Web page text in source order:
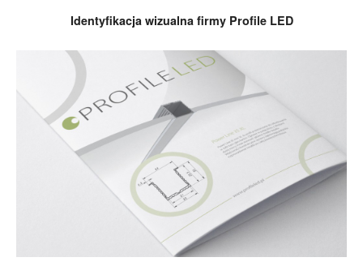
Identyfikacja wizualna firmy Profile LED